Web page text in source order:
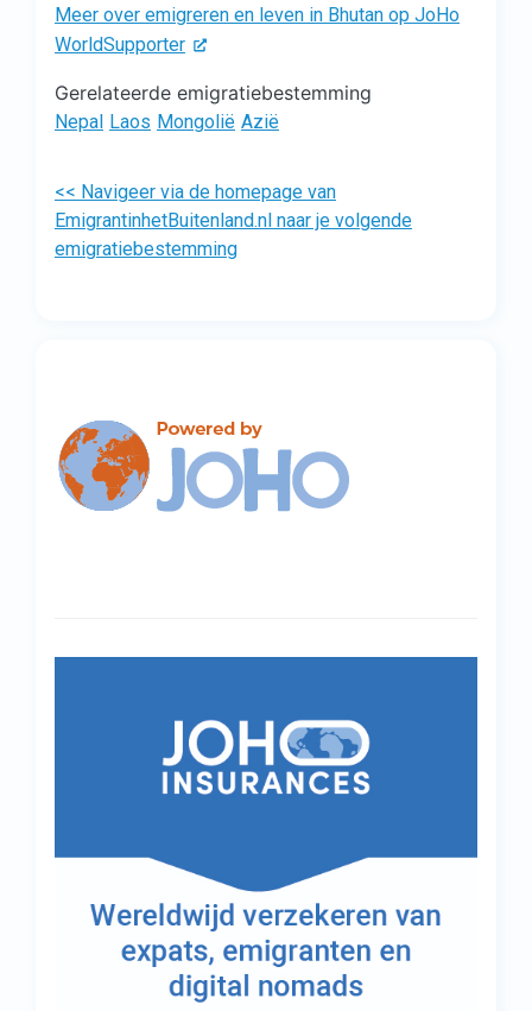
Meer over emigreren en leven in Bhutan op JoHo
WorldSupporter
Gerelateerde emigratiebestemming
Nepal Laos Mongolië Azië
<< Navigeer via de homepage van
EmigrantinhetBuitenland.nl naar je volgende
emigratiebestemming